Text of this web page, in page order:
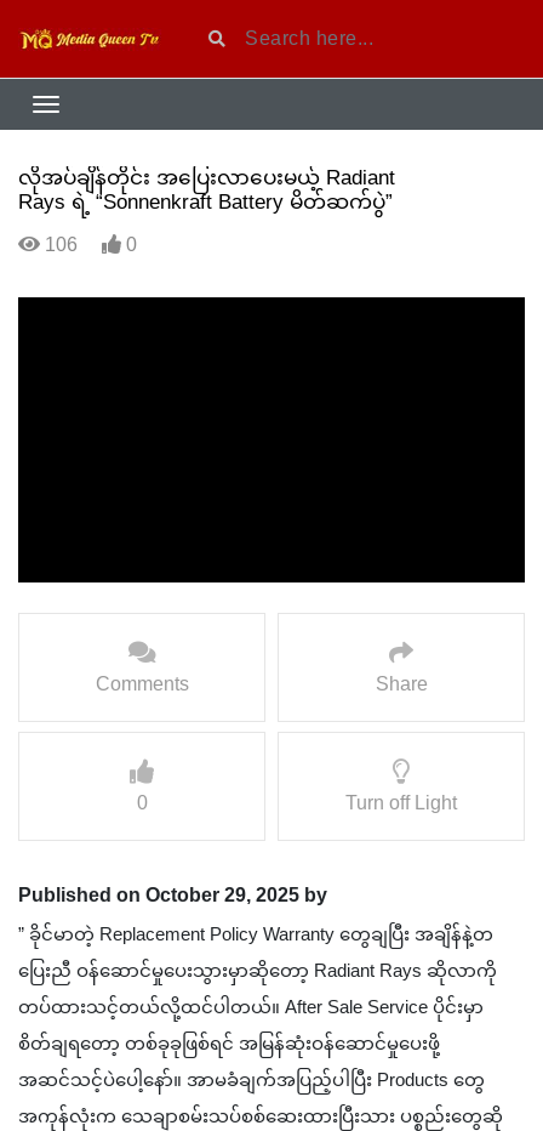
လိုအပ်ချိန်တိုင်း အပြေးလာပေးမယ့် Radiant
Rays ရဲ့ “Sonnenkraft Battery မိတ်ဆက်ပွဲ”
106 0
Comments Share
0 Turn off Light
Published on October 29, 2025 by
” ခိုင်မာတဲ့ Replacement Policy Warranty တွေချပြီး အချိန်နဲ့တ
ပြေးညီ ဝန်ဆောင်မှုပေးသွားမှာဆိုတော့ Radiant Rays ဆိုလာကို
တပ်ထားသင့်တယ်လို့ထင်ပါတယ်။ After Sale Service ပိုင်းမှာ
စိတ်ချရတော့ တစ်ခုခုဖြစ်ရင် အမြန်ဆုံးဝန်ဆောင်မှုပေးဖို့
အဆင်သင့်ပဲပေါ့နော်။ အာမခံချက်အပြည့်ပါပြီး Products တွေ
အကုန်လုံးက သေချာစမ်းသပ်စစ်ဆေးထားပြီးသား ပစ္စည်းတွေဆို